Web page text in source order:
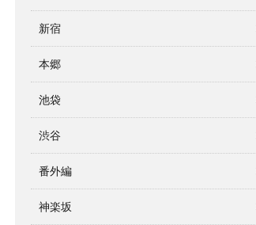
新宿
本郷
池袋
渋谷
番外編
神楽坂